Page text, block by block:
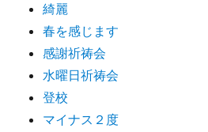
綺麗
春を感じます
感謝祈祷会
水曜日祈祷会
登校
マイナス２度